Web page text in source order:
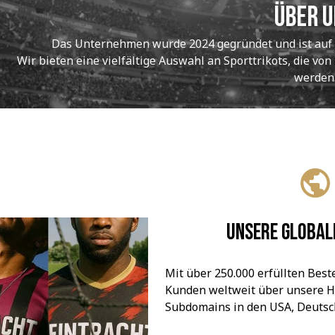
Über
Das Unternehmen wurde 2024 gegründet und ist
Wir bieten eine vielfältige Auswahl an Sporttrikots, die
Unsere
Mit über 250.000 erfüllten
Kunden weltweit über unsere
Subdomains in den USA,